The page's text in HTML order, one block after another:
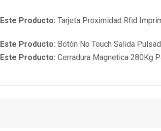
Este Producto:Tarjeta Proximidad Rfid
Este Producto: Botón No Touch Salida
Este Producto:Cerradura Magnetica 280Kg